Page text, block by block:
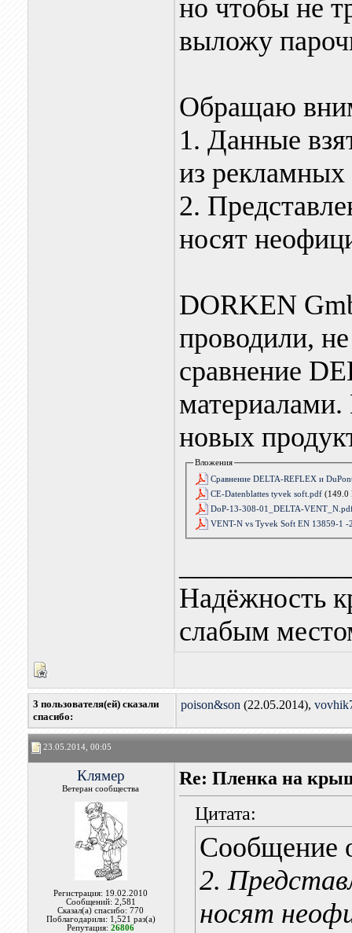
но чтобы не
выложу
Обращаю
1. Данные
из рекламных
2.
носят
DORKEN
проводили,
сравнение
новых
Вложения
Сравнение DELTA-REFLEX и
CE-Datenblattes tyvek soft.pdf (149.0
DoP-13-308-01_DELTA-
VENT-N vs Tyvek Soft EN 13859-1 -
Надёжность
слабым
3 пользователя(ей) сказали
cпасибо:
poison&son (22.05.2014),
23.05.2014, 00:05
Клямер
Ветеран сообщества
Регистрация: 19.02.2010
Сообщений: 2,581
Сказал(а) спасибо: 770
Поблагодарили: 1,521 раз(а)
Репутация:26806
Re: Пленка на
Цитата:
Сообщение
2.
носят